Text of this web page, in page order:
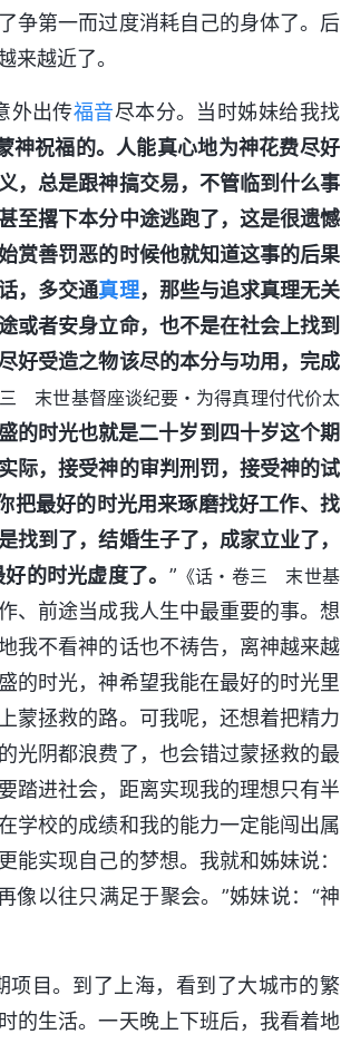
争第一而过度消耗自己的身体了。后
来越近了。
外出传福音尽本分。当时姊妹给我找
神祝福的。人能真心地为神花费尽好
，总是跟神搞交易，不管临到什么事
至撂下本分中途逃跑了，这是很遗憾
赏善罚恶的时候他就知道这事的后果
，多交通真理，那些与追求真理无关
或者安身立命，也不是在社会上找到
好受造之物该尽的本分与功用，完成
三 末世基督座谈纪要・为得真理付代价太
的时光也就是二十岁到四十岁这个期
际，接受神的审判刑罚，接受神的试
把最好的时光用来琢磨找好工作、找
到了，结婚生子了，成家立业了，
的时光虚度了。 ” 《话・卷三 末世基
、前途当成我人生中最重要的事。想
我不看神的话也不祷告，离神越来越
的时光，神希望我能在最好的时光里
蒙拯救的路。可我呢，还想着把精力
光阴都浪费了，也会错过蒙拯救的最
踏进社会，距离实现我的理想只有半
学校的成绩和我的能力一定能闯出属
实现自己的梦想。我就和姊妹说：
像以往只满足于聚会。”姊妹说：“神
目。到了上海，看到了大城市的繁
的生活。一天晚上下班后，我看着地